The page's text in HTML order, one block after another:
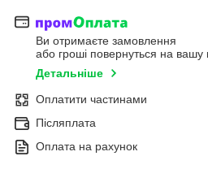
Ви отримаєте замовлення
або гроші повернуться на вашу
Детальніше
Оплатити частинами
Післяплата
Оплата на рахунок